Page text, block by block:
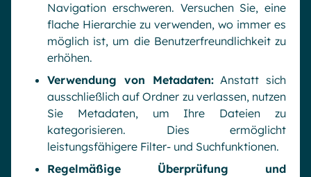
Navigation erschweren. Versuchen Sie, eine
flache Hierarchie zu verwenden, wo immer es
möglich ist, um die Benutzerfreundlichkeit zu
erhöhen.
Verwendung von Metadaten:Anstatt sich
ausschließlich auf Ordner zu verlassen, nutzen
Sie Metadaten, um Ihre Dateien zu
kategorisieren. Dies ermöglicht
leistungsfähigere Filter- und Suchfunktionen.
Regelmäßige Überprüfung und